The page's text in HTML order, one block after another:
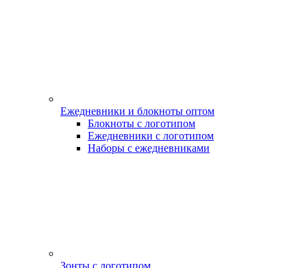
Ежедневники и блокноты оптом
Блокноты с логотипом
Ежедневники с логотипом
Наборы с ежедневниками
Зонты с логотипом